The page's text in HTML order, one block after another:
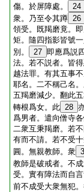
傷。於屏障處。
24
衆。乃至令其蹲 26
領受。既羯磨竟。
矩。隨四指影皆號
別。
27 即應爲説
法。若不説者。皆
越法罪。有其五事
耶名。二不稱己名
五羯磨減少。翻此
轉根爲女。此 28
爲男者。遣向僧寺
二衆互秉羯磨。若
有而不請。若不受
圓。無親教師。衆
教師是破戒者。不
受。實有障法而自
前不成受大衆無犯